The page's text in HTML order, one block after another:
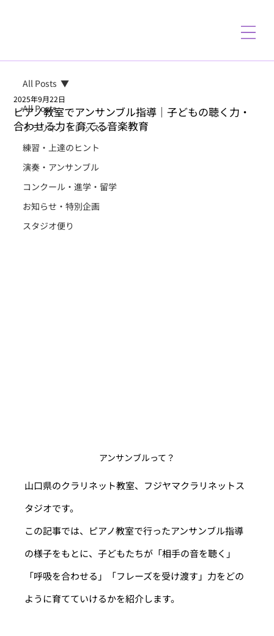
All Posts
クラリネットレッスン
練習・上達のヒント
演奏・アンサンブル
コンクール・進学・留学
お知らせ・特別企画
スタジオ便り
All Posts
ピアノ教室でアンサンブル指導｜子どもの聴く力・
合わせる力を育てる音楽教育
2025年9月22日
アンサンブルって？
山口県のクラリネット教室、フジヤマクラリネットス
タジオです。
この記事では、ピアノ教室で行ったアンサンブル指導
の様子をもとに、子どもたちが「相手の音を聴く」
「呼吸を合わせる」「フレーズを受け渡す」力をどの
ように育てていけるかを紹介します。